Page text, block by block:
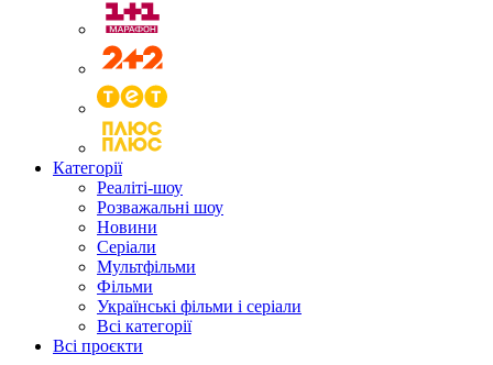
Категорії
Реаліті-шоу
Розважальні шоу
Новини
Серіали
Мультфільми
Фільми
Українські фільми і серіали
Всі категорії
Всі проєкти